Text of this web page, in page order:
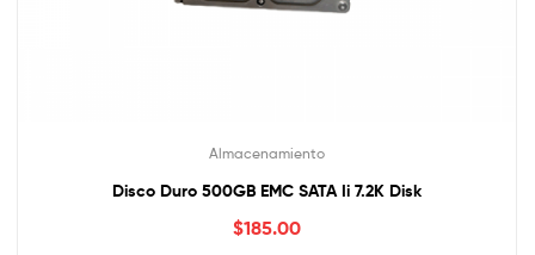
Almacenamiento
Disco Duro 500GB EMC SATA Ii 7.2K Disk
$185.00